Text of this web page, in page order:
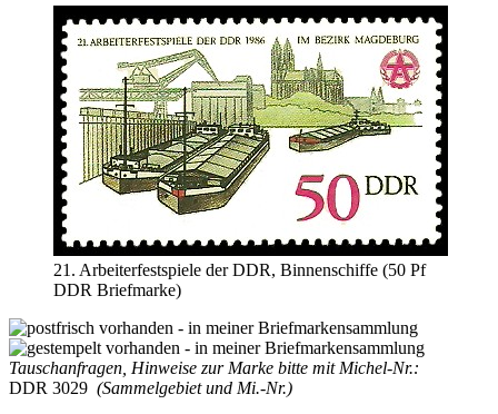
21. Arbeiterfestspiele der DDR, Binnenschiffe (50 Pf
DDR Briefmarke)
Tauschanfragen, Hinweise zur Marke bitte mit Michel-Nr.:
DDR 3029 (Sammelgebiet und Mi.-Nr.)